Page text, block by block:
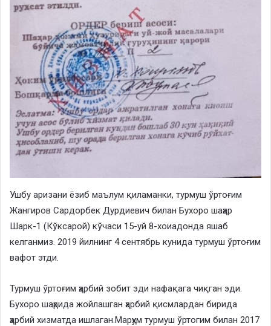
Ушбу аризани ёзиб маълум қиламанки, турмуш ўртоғим
Жангиров Сардорбек Дурдиевич билан Бухоро шаҳар
Шарк-1 (Кўксарой) кўчаси 15-уй 8-хоиадонда яшаб
келганмиз. 2019 йилнинг 4 сентябрь кунида турмуш ўртоғим
вафот этди.
Турмуш ўртоғим ҳарбий зобит эди нафақага чиқган эди.
Бухоро шаҳрида жойлашган ҳарбий қисмлардан бирида
ҳарбий хизматда ишлаган.Марҳум турмуш ўртогим билан 2017